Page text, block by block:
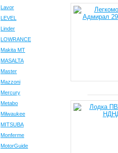
Lavor
LEVEL
Linder
LOWRANCE
Makita MT
MASALTA
Master
Mazzoni
Mercury
Metabo
Milwaukee
MITSUBA
Monferme
MotorGuide